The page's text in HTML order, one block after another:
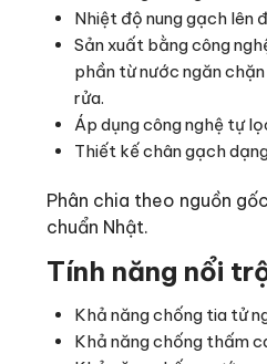
Nhiệt độ nung gạch lên
Sản xuất bằng công
phần từ nước ngăn
rửa.
Áp dụng công nghệ tự
Thiết kế chân gạch
Phân chia theo nguồn
chuẩn Nhật.
Tính năng nổi
Khả năng chống tia tử
Khả năng chống thấm